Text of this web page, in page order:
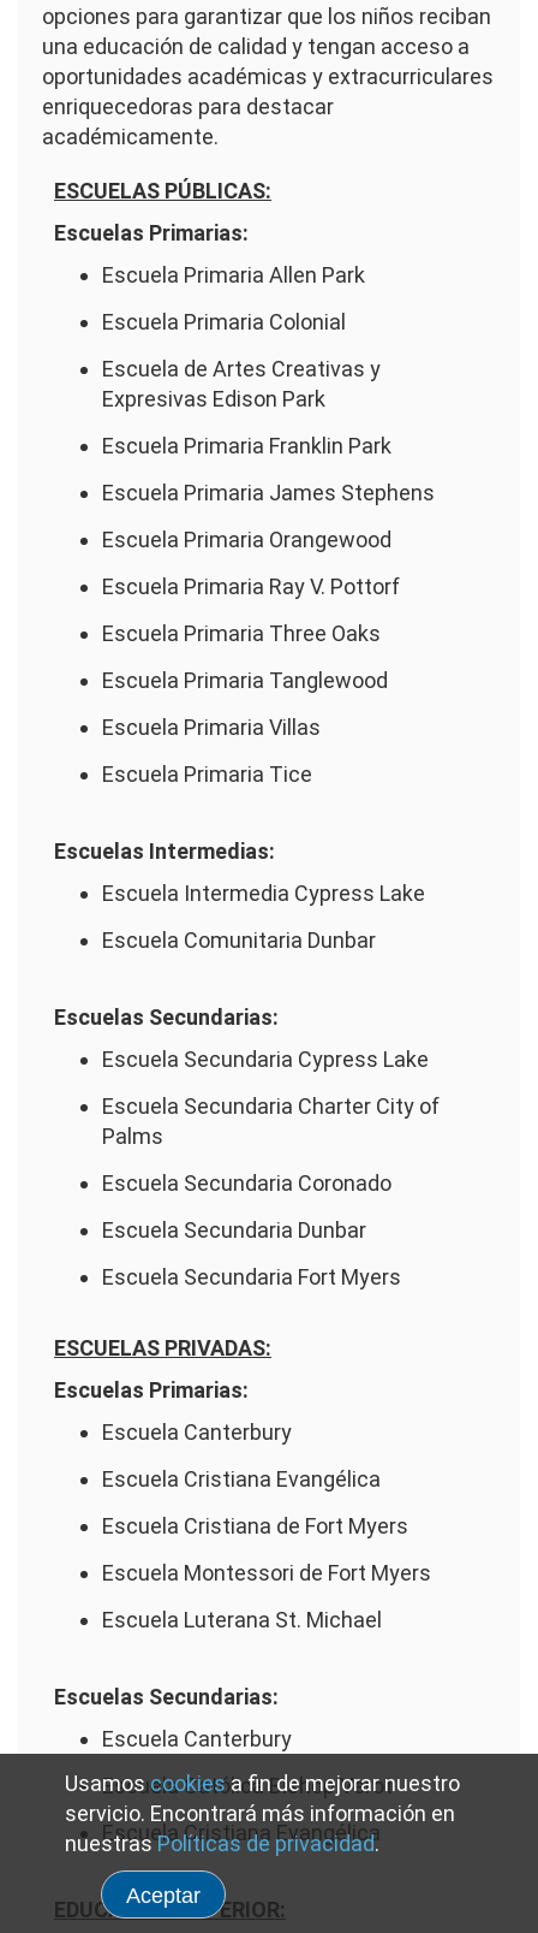
opciones para garantizar que los niños reciban
una educación de calidad y tengan acceso a
oportunidades académicas y extracurriculares
enriquecedoras para destacar
académicamente.
ESCUELAS PÚBLICAS:
Escuelas Primarias:
Escuela Primaria Allen Park
Escuela Primaria Colonial
Escuela de Artes Creativas y
Expresivas Edison Park
Escuela Primaria Franklin Park
Escuela Primaria James Stephens
Escuela Primaria Orangewood
Escuela Primaria Ray V. Pottorf
Escuela Primaria Three Oaks
Escuela Primaria Tanglewood
Escuela Primaria Villas
Escuela Primaria Tice
Escuelas Intermedias:
Escuela Intermedia Cypress Lake
Escuela Comunitaria Dunbar
Escuelas Secundarias:
Escuela Secundaria Cypress Lake
Escuela Secundaria Charter City of
Palms
Escuela Secundaria Coronado
Escuela Secundaria Dunbar
Escuela Secundaria Fort Myers
ESCUELAS PRIVADAS:
Escuelas Primarias:
Escuela Canterbury
Escuela Cristiana Evangélica
Escuela Cristiana de Fort Myers
Escuela Montessori de Fort Myers
Escuela Luterana St. Michael
Escuelas Secundarias:
Escuela Canterbury
Escuela Católica Bishop Verot
Escuela Cristiana Evangélica
EDUCACIÓN SUPERIOR:
Usamoscookiesa fin de mejorar nuestro
servicio. Encontrará más información en
nuestrasPolíticas de privacidad.
Aceptar